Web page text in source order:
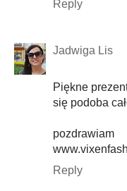
Reply
Jadwiga Lis
Piękne
się podoba
pozdrawiam
Reply